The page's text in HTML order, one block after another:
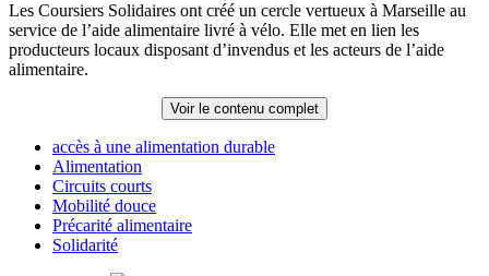
Les Coursiers Solidaires ont créé un cercle vertueux à Marseille au
service de l’aide alimentaire livré à vélo. Elle met en lien les
producteurs locaux disposant d’invendus et les acteurs de l’aide
alimentaire.
Voir le contenu complet
accès à une alimentation durable
Alimentation
Circuits courts
Mobilité douce
Précarité alimentaire
Solidarité